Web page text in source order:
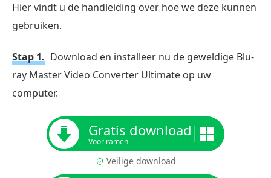
Hier vindt u de handleiding over hoe we deze kunnen
gebruiken.
Stap 1. Download en installeer nu de geweldige Blu-
ray Master Video Converter Ultimate op uw
computer.
Gratis download
Voor ramen
Veilige download